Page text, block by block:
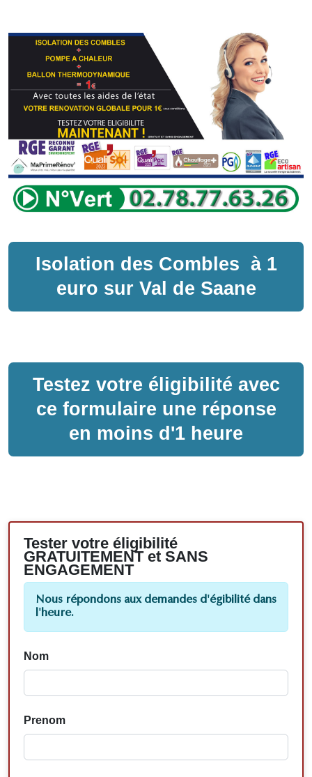
Isolation des Combles à 1
euro sur Val de Saane
Testez votre éligibilité avec
ce formulaire une réponse
en moins d'1 heure
Tester votre éligibilité
GRATUITEMENT et SANS
ENGAGEMENT
Nous répondons aux demandes d'égibilité dans
l'heure.
Nom
Prenom